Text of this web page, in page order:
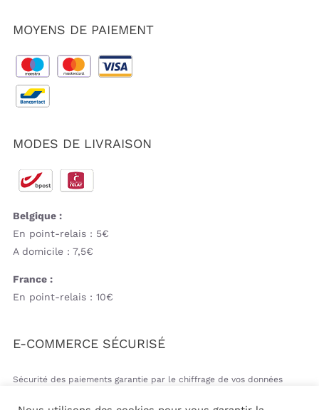
MOYENS DE PAIEMENT
MODES DE LIVRAISON
Belgique :
En point-relais : 5€
A domicile : 7,5€
France :
En point-relais : 10€
E-COMMERCE SÉCURISÉ
Sécurité des paiements garantie par le chiffrage de vos données